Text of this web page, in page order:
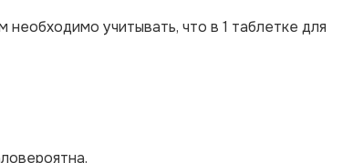
учитывать, что в 1 таблетке для